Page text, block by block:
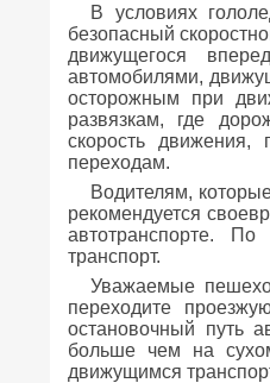
В условиях
безопасный
движущегося
автомобилями,
осторожным при
развязкам, где
скорость движения,
переходам.
Водителям,
рекомендуется
автотранспорте.
транспорт.
Уважаемые
переходите
остановочный путь
больше чем на
движущимся